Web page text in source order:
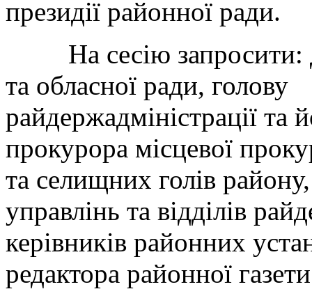
президії районної ради.
На сесію запросити:
та обласної ради, голову
райдержадміністрації та
прокурора місцевої
та селищних голів
управлінь та відділів
керівників районних
редактора районної